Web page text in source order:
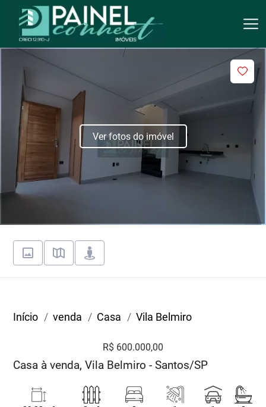
Ver fotos do imóvel
Início venda Casa Vila Belmiro
R$ 600.000,00
Casa à venda, Vila Belmiro - Santos/SP